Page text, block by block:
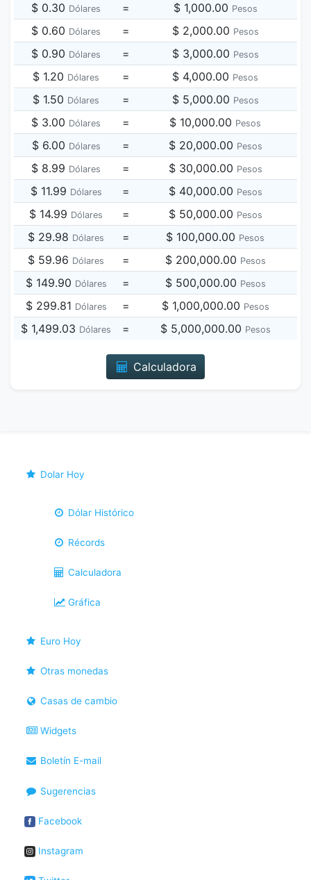
$ 0.30 Dólares = $ 1,000.00 Pesos
$ 0.60 Dólares = $ 2,000.00 Pesos
$ 0.90 Dólares = $ 3,000.00 Pesos
$ 1.20 Dólares = $ 4,000.00 Pesos
$ 1.50 Dólares = $ 5,000.00 Pesos
$ 3.00 Dólares = $ 10,000.00 Pesos
$ 6.00 Dólares = $ 20,000.00 Pesos
$ 8.99 Dólares = $ 30,000.00 Pesos
$ 11.99 Dólares = $ 40,000.00 Pesos
$ 14.99 Dólares = $ 50,000.00 Pesos
$ 29.98 Dólares = $ 100,000.00 Pesos
$ 59.96 Dólares = $ 200,000.00 Pesos
$ 149.90 Dólares = $ 500,000.00 Pesos
$ 299.81 Dólares = $ 1,000,000.00 Pesos
$ 1,499.03 Dólares = $ 5,000,000.00 Pesos
Calculadora
Dolar Hoy
Dólar Histórico
Récords
Calculadora
Gráfica
Euro Hoy
Otras monedas
Casas de cambio
Widgets
Boletín E-mail
Sugerencias
Facebook
Instagram